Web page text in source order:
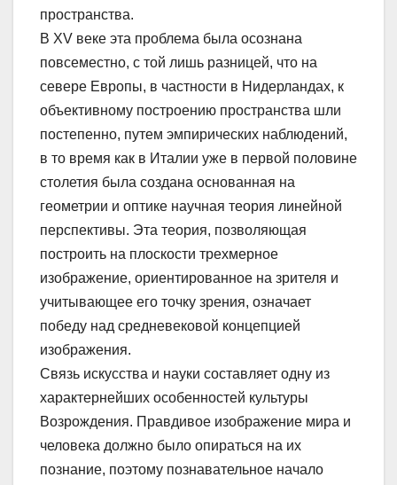
пространства.
В XV веке эта проблема была осознана
повсеместно, с той лишь разницей, что на
севере Европы, в частности в Нидерландах, к
объективному построению пространства шли
постепенно, путем эмпирических наблюдений,
в то время как в Италии уже в первой половине
столетия была создана основанная на
геометрии и оптике научная теория линейной
перспективы. Эта теория, позволяющая
построить на плоскости трехмерное
изображение, ориентированное на зрителя и
учитывающее его точку зрения, означает
победу над средневековой концепцией
изображения.
Связь искусства и науки составляет одну из
характернейших особенностей культуры
Возрождения. Правдивое изображение мира и
человека должно было опираться на их
познание, поэтому познавательное начало